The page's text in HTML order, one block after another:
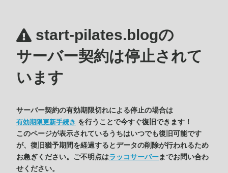
start-pilates.blogの
サーバー契約は停止されて
います
サーバー契約の有効期限切れによる停止の場合は
有効期限更新手続き を行うことで今すぐ復旧できます！
このページが表示されているうちはいつでも復旧可能です
が、復旧猶予期間を経過するとデータの削除が行われるため
お急ぎください。ご不明点はラッコサーバーまでお問い合わ
せください。